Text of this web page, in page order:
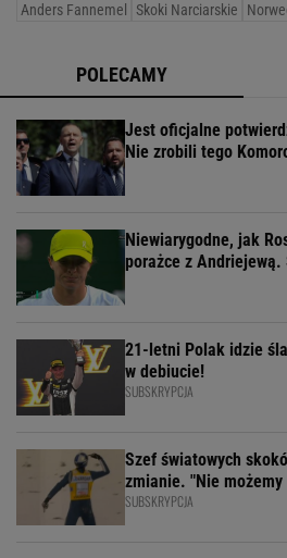
Anders Fannemel Skoki Narciarskie
POLECAMY
Jest oficjalne
Nie zrobili tego
Niewiarygodne, jak
porażce z Andriejewą.
21-letni Polak idzie
w debiucie!
SUBSKRYPCJA
Szef światowych
zmianie. "Nie
SUBSKRYPCJA